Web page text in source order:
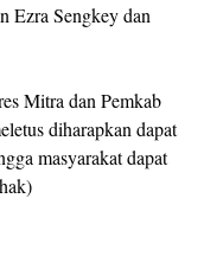
Ezra Sengkey dan
Mitra dan Pemkab
diharapkan dapat
masyarakat dapat